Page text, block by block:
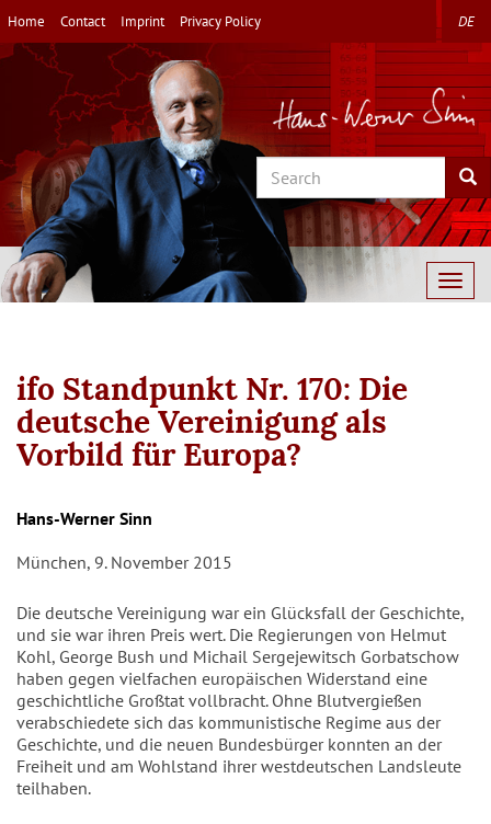
Skip
to
main
Home Contact Imprint Privacy Policy DE
Search
ifo Standpunkt Nr. 170: Die
deutsche Vereinigung als
Vorbild für Europa?
Autor/en
Hans-Werner Sinn
München, 9. November 2015
Die deutsche Vereinigung war ein Glücksfall der Geschichte,
und sie war ihren Preis wert. Die Regierungen von Helmut
Kohl, George Bush und Michail Sergejewitsch Gorbatschow
haben gegen vielfachen europäischen Widerstand eine
geschichtliche Großtat vollbracht. Ohne Blutvergießen
verabschiedete sich das kommunistische Regime aus der
Geschichte, und die neuen Bundesbürger konnten an der
Freiheit und am Wohlstand ihrer westdeutschen Landsleute
teilhaben.